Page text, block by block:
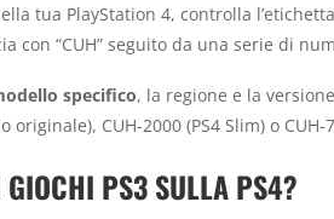
tua PlayStation 4, controlla
con “CUH” seguito da una serie di
specifico, la regione e la
CUH-2000 (PS4 Slim) o CUH-
GIOCHI PS3 SULLA PS4?